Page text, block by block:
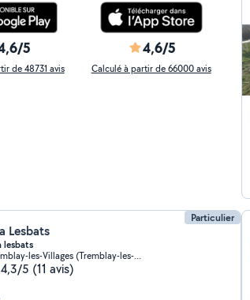
5
de 48731 avis
4,6/5
Calculé à partir de 66000 avis
Particulier
Lesbats
lesbats
Tremblay-les-Villages (Tremblay-les-Villages)
4,3/5 (11 avis)